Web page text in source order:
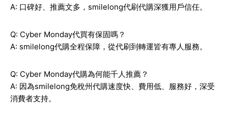
A: 口碑好、推薦文多，smilelong代刷代購深獲用戶信任。
Q: Cyber Monday代買有保固嗎？
A: smilelong代購全程保障，從代刷到轉運皆有專人服務。
Q: Cyber Monday代購為何能千人推薦？
A: 因為smilelong免稅州代購速度快、費用低、服務好，深受
消費者支持。